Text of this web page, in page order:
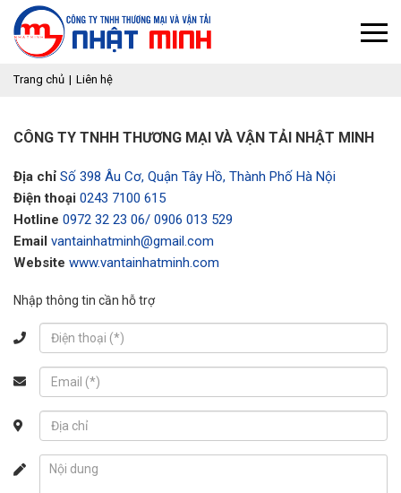
Trang chủ Liên hệ
CÔNG TY TNHH THƯƠNG MẠI VÀ VẬN TẢI NHẬT MINH
Địa chỉ Số 398 Âu Cơ, Quận Tây Hồ, Thành Phố Hà Nội
Điện thoại 0243 7100 615
Hotline 0972 32 23 06/ 0906 013 529
Email vantainhatminh@gmail.com
Website www.vantainhatminh.com
Nhập thông tin cần hỗ trợ